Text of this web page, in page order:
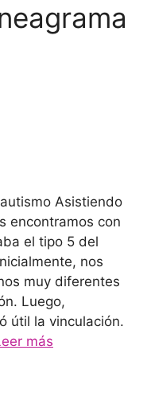
Asistiendo
encontramos con
el tipo 5 del
nos
muy diferentes
Luego,
útil la vinculación.
más